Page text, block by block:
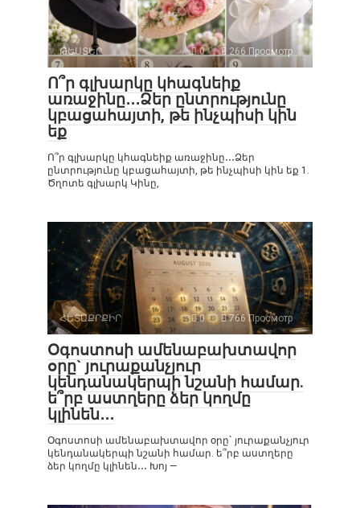
ԹԵՍՏԵՐ 0 266 Просмотр
Ո՞ր գլխարկը կհագնեիք
առաջինը․․․Ձեր ընտրությունը
կբացահայտի, թե ինչպիսի կին
եք
Ո՞ր գլխարկը կհագնեիք առաջինը․․․Ձեր
ընտրությունը կբացահայտի, թե ինչպիսի կին եք 1.
Ծղոտե գլխարկ Կինը,
ՀԵՏԱՔՐՔԻՐ 0 766 Просмотр
Օգոստոսի ամենաբախտավոր
օրը` յուրաքանչյուր
կենդանակերպի նշանի համար.
ե՞րբ աստղերը ձեր կողմը
կլինեն․․․
Օգոստոսի ամենաբախտավոր օրը` յուրաքանչյուր
կենդանակերպի նշանի համար. ե՞րբ աստղերը
ձեր կողմը կլինեն․․․ Խոյ —